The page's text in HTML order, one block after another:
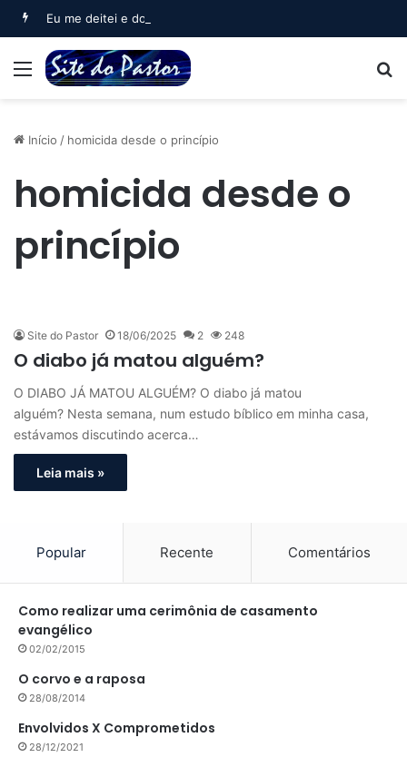
Eu me deitei e dormi (Salmo 3)
Menu
Início / homicida desde o princípio
homicida desde o
princípio
Site do Pastor 18/06/2025 2 248
O diabo já matou alguém?
O DIABO JÁ MATOU ALGUÉM? O diabo já matou
alguém? Nesta semana, num estudo bíblico em minha casa,
estávamos discutindo acerca…
Leia mais »
Popular Recente Comentários
Como realizar uma cerimônia de casamento
evangélico
02/02/2015
O corvo e a raposa
28/08/2014
Envolvidos X Comprometidos
28/12/2021